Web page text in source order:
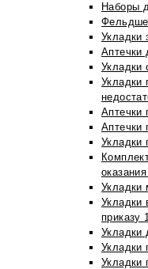
Наборы
Укладки
Аптечки
Укладки
Укладки
Аптечки
Аптечки
Укладки
Укладки
Укладки
приказу
Укладки
Укладки
Укладки